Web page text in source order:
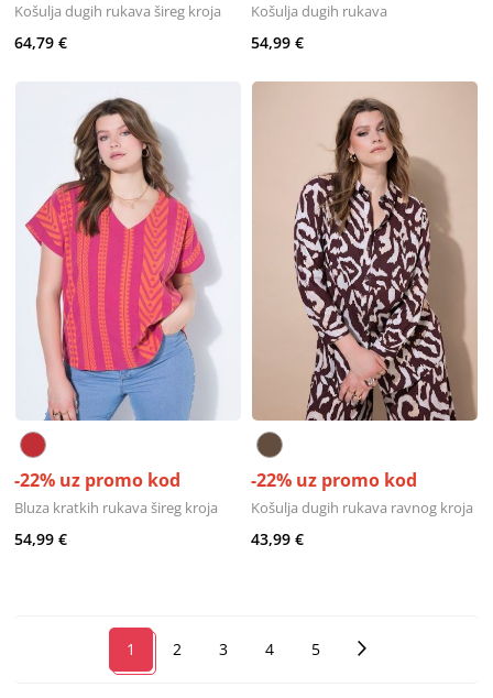
Košulja dugih rukava šireg kroja
64,79 €
Košulja dugih rukava
54,99 €
-22% uz promo kod
Bluza kratkih rukava šireg kroja
54,99 €
-22% uz promo kod
Košulja dugih rukava ravnog kroja
43,99 €
1 2 3 4 5